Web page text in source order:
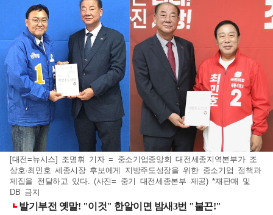
[대전=뉴시스] 조명휘 기자 = 중소기업중앙회 대전세종지역본부가 조
상호·최민호 세종시장 후보에게 지방주도성장을 위한 중소기업 정책과
제집을 전달하고 있다. (사진= 중기 대전세종본부 제공) *재판매 및
DB 금지